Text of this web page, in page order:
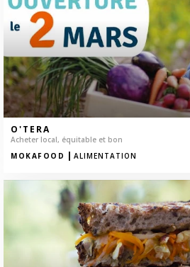
O'TERA
Acheter local, équitable et bon
MOKAFOOD | ALIMENTATION